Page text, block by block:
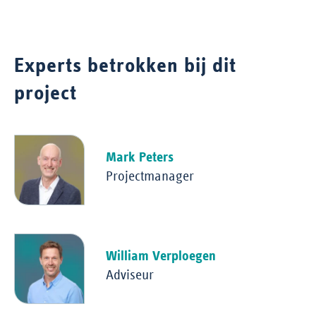
Experts betrokken bij dit
project
Mark Peters
Projectmanager
William Verploegen
Adviseur